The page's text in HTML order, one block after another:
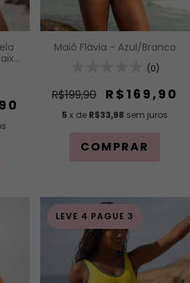
Maiô Flávia - Azul/Branco
(0)
R$199,90 R$169,90
5 x de R$33,98 sem juros
COMPRAR
LEVE 4 PAGUE 3